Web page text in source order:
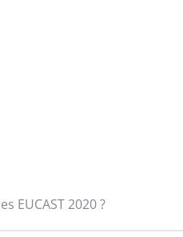
EUCAST 2020 ?